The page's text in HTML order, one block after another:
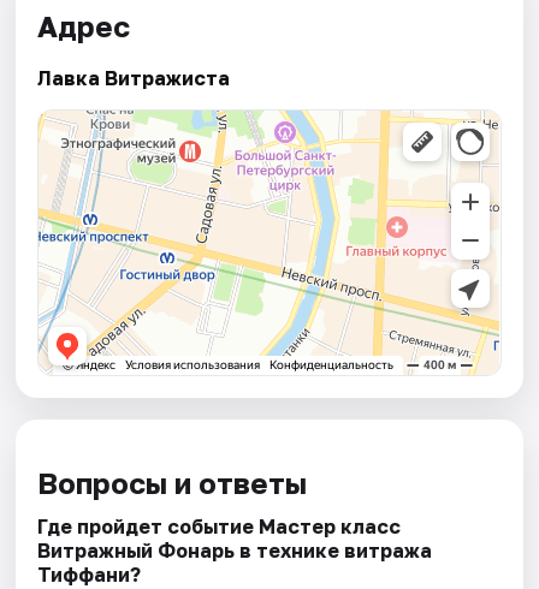
Адрес
Лавка Витражиста
Вопросы и ответы
Где пройдет событие Мастер класс
Витражный Фонарь в технике витража
Тиффани?